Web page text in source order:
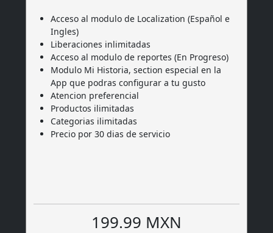
Acceso al modulo de Localization (Español e
Ingles)
Liberaciones inlimitadas
Acceso al modulo de reportes (En Progreso)
Modulo Mi Historia, section especial en la
App que podras configurar a tu gusto
Atencion preferencial
Productos ilimitadas
Categorias ilimitadas
Precio por 30 dias de servicio
199.99 MXN